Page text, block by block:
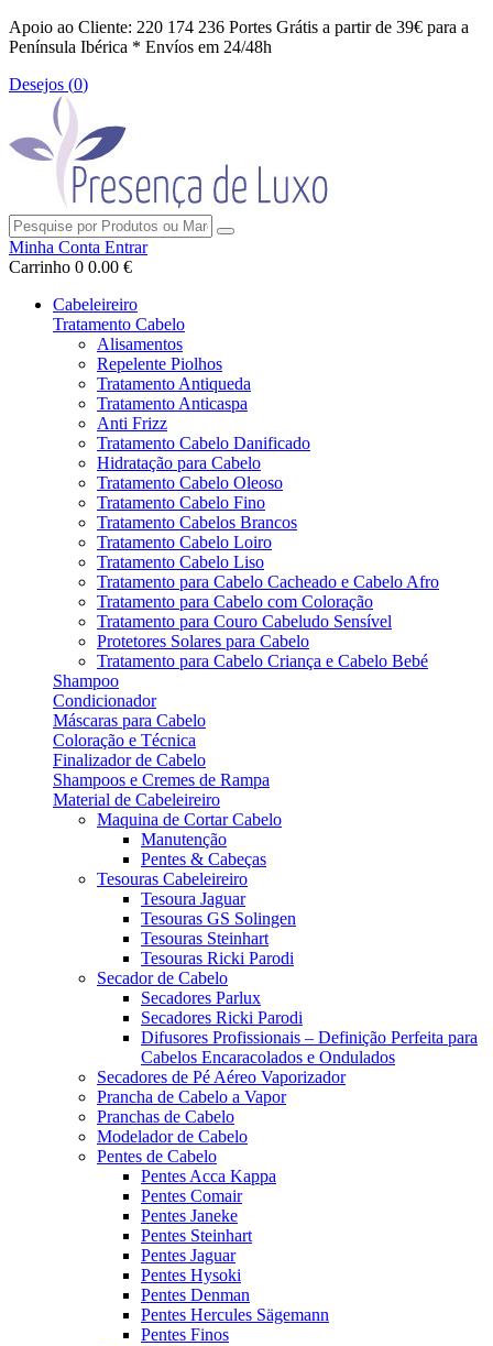
Apoio ao Cliente: 220 174 236 Portes Grátis a partir de 39€ para a
Península Ibérica * Envíos em 24/48h
Desejos (0)
Minha Conta Entrar
Carrinho 0 0.00 €
Cabeleireiro
Tratamento Cabelo
Alisamentos
Repelente Piolhos
Tratamento Antiqueda
Tratamento Anticaspa
Anti Frizz
Tratamento Cabelo Danificado
Hidratação para Cabelo
Tratamento Cabelo Oleoso
Tratamento Cabelo Fino
Tratamento Cabelos Brancos
Tratamento Cabelo Loiro
Tratamento Cabelo Liso
Tratamento para Cabelo Cacheado e Cabelo Afro
Tratamento para Cabelo com Coloração
Tratamento para Couro Cabeludo Sensível
Protetores Solares para Cabelo
Tratamento para Cabelo Criança e Cabelo Bebé
Shampoo
Condicionador
Máscaras para Cabelo
Coloração e Técnica
Finalizador de Cabelo
Shampoos e Cremes de Rampa
Material de Cabeleireiro
Maquina de Cortar Cabelo
Manutenção
Pentes & Cabeças
Tesouras Cabeleireiro
Tesoura Jaguar
Tesouras GS Solingen
Tesouras Steinhart
Tesouras Ricki Parodi
Secador de Cabelo
Secadores Parlux
Secadores Ricki Parodi
Difusores Profissionais – Definição Perfeita para
Cabelos Encaracolados e Ondulados
Secadores de Pé Aéreo Vaporizador
Prancha de Cabelo a Vapor
Pranchas de Cabelo
Modelador de Cabelo
Pentes de Cabelo
Pentes Acca Kappa
Pentes Comair
Pentes Janeke
Pentes Steinhart
Pentes Jaguar
Pentes Hysoki
Pentes Denman
Pentes Hercules Sägemann
Pentes Finos